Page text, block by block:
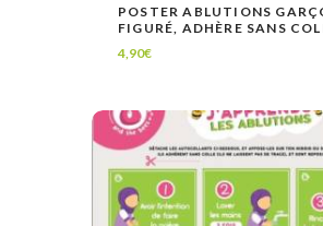
VOIR
LIRE LA SUITE
POSTER ABLUTIONS
FIGURÉ, ADHÈRE SANS
4,90€